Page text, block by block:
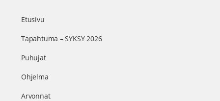
Etusivu
Tapahtuma – SYKSY 2026
Puhujat
Ohjelma
Arvonnat